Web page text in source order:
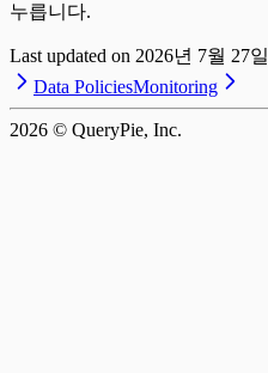
누릅니다.
Last updated on 2026년 7월 27일
Data PoliciesMonitoring
2026 © QueryPie, Inc.